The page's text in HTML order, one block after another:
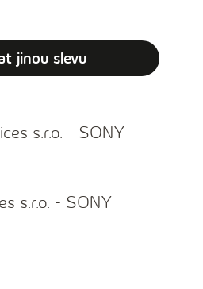
jinou slevu
s.r.o. - SONY